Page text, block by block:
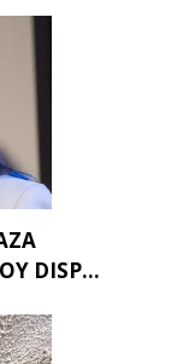
DISP...